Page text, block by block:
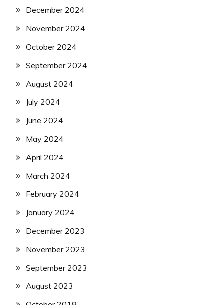
December 2024
November 2024
October 2024
September 2024
August 2024
July 2024
June 2024
May 2024
April 2024
March 2024
February 2024
January 2024
December 2023
November 2023
September 2023
August 2023